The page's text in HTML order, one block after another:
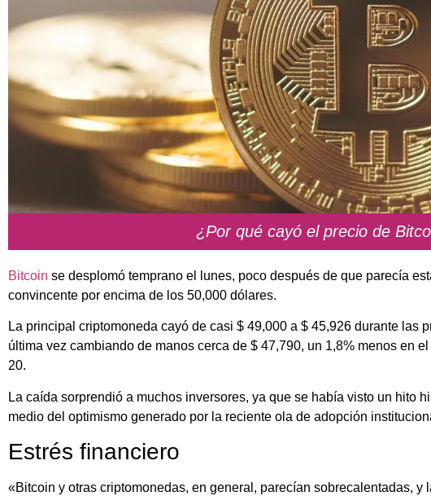
¿Por qué cayó el precio de
Bitcoin se desplomó temprano el lunes, poco después de que parecía
convincente por encima de los 50,000 dólares.
La principal criptomoneda cayó de casi $ 49,000 a $ 45,926 durante las
última vez cambiando de manos cerca de $ 47,790, un 1,8% menos en
20.
La caída sorprendió a muchos inversores, ya que se había visto un hito
medio del optimismo generado por la reciente ola de adopción
Estrés financiero
«Bitcoin y otras criptomonedas, en general, parecían sobrecalentadas, y